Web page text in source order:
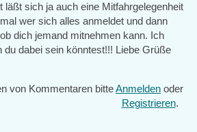
läßt sich ja auch eine Mitfahrgelegenheit
wer sich alles anmeldet und dann
dich jemand mitnehmen kann. Ich
du dabei sein könntest!!! Liebe Grüße
von Kommentaren bitteAnmelden oder
Registrieren.